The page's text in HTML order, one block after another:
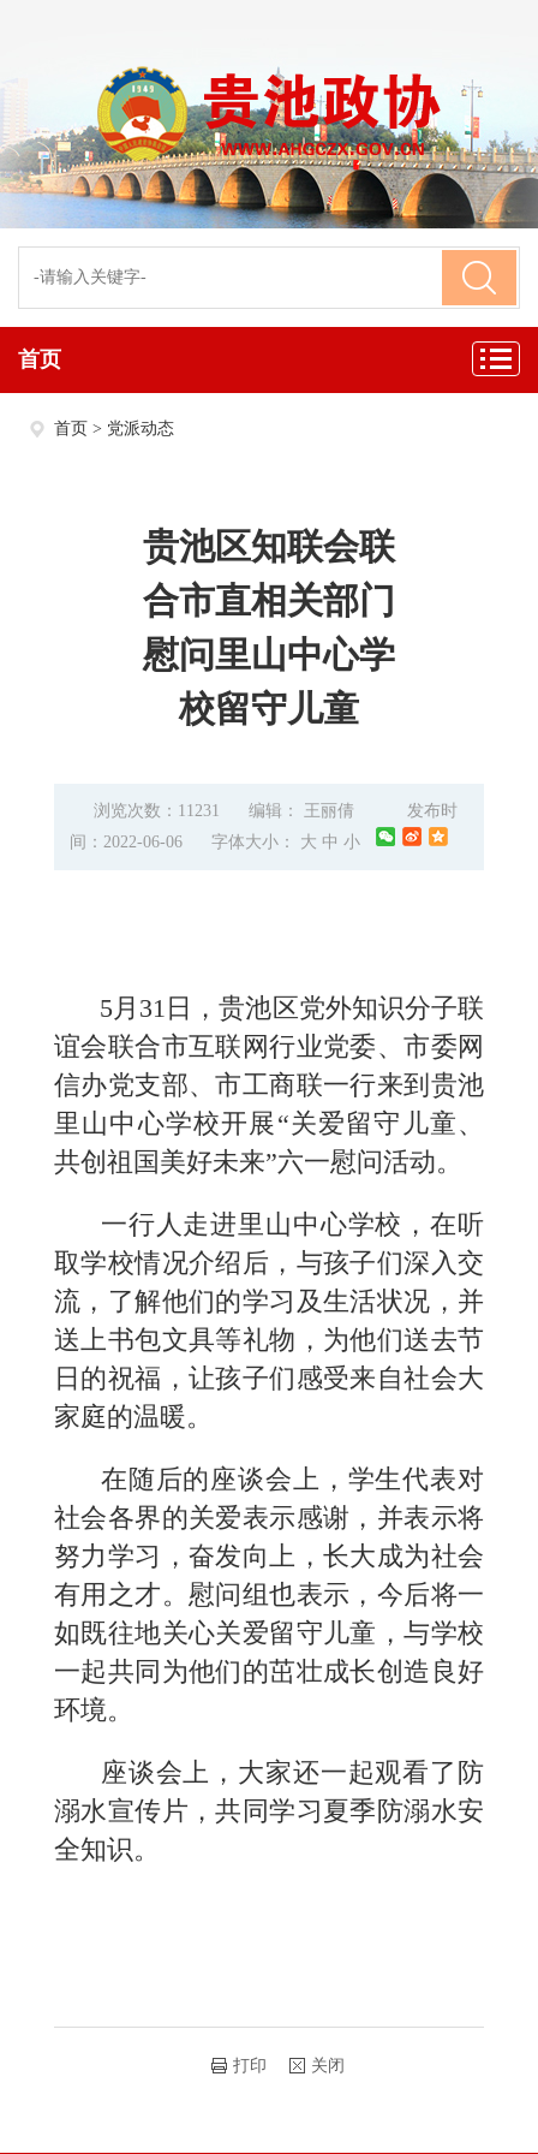
首页
首页 > 党派动态
贵池区知联会联
合市直相关部门
慰问里山中心学
校留守儿童
浏览次数：11231 编辑： 王丽倩
发布时
间：2022-06-06
字体大小： 大 中 小
5月31日，贵池区党外知识分子联
谊会联合市互联网行业党委、市委网
信办党支部、市工商联一行来到贵池
里山中心学校开展“关爱留守儿童、
共创祖国美好未来”六一慰问活动。
一行人走进里山中心学校，在听
取学校情况介绍后，与孩子们深入交
流，了解他们的学习及生活状况，并
送上书包文具等礼物，为他们送去节
日的祝福，让孩子们感受来自社会大
家庭的温暖。
在随后的座谈会上，学生代表对
社会各界的关爱表示感谢，并表示将
努力学习，奋发向上，长大成为社会
有用之才。慰问组也表示，今后将一
如既往地关心关爱留守儿童，与学校
一起共同为他们的茁壮成长创造良好
环境。
座谈会上，大家还一起观看了防
溺水宣传片，共同学习夏季防溺水安
全知识。
打印 关闭